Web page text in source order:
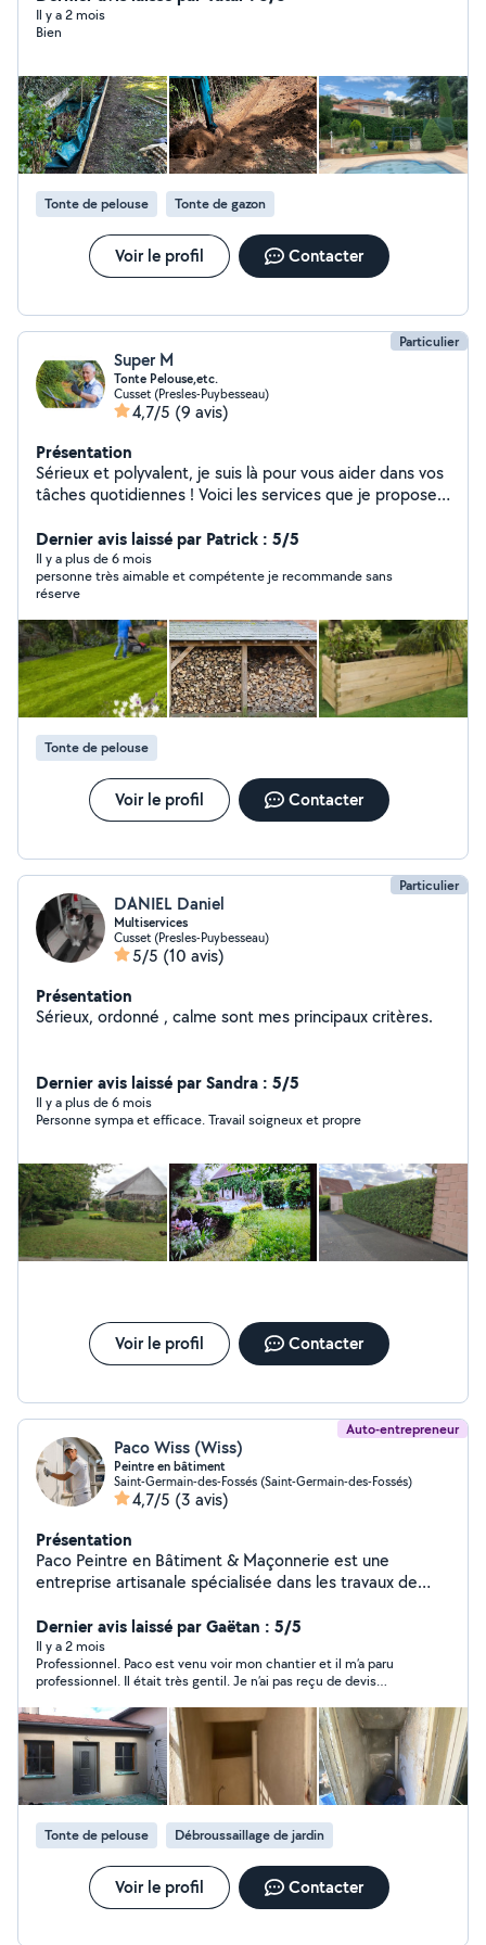
toiture, des moussage, traitement par pulvérisation
Il y a 2 mois
Bien
Tonte de pelouse Tonte de gazon
Voir le profil Contacter
Particulier
Super M
Tonte Pelouse,etc.
Cusset (Presles-Puybesseau)
4,7/5 (9 avis)
Présentation
Sérieux et polyvalent, je suis là pour vous aider dans vos
tâches quotidiennes ! Voici les services que je propose :
déchets, fabrication de bacs, rangement de bois Petit
bricolage : Réparations, montage de meubles, divers
travaux Déménagement : Aide pour emballer,
transporter Gardiennage d'animaux : Soins pour chats,
poules, lapins, petits chiens. Garde maison : Surveillance
pendant vos absences Contactez-moi pour toute
question ou devis personnalisé.
Dernier avis laissé par Patrick : 5/5
Il y a plus de 6 mois
personne très aimable et compétente je recommande sans
réserve
Tonte de pelouse
Voir le profil Contacter
Particulier
DANIEL Daniel
Multiservices
Cusset (Presles-Puybesseau)
5/5 (10 avis)
Présentation
Sérieux, ordonné , calme sont mes principaux critères.
Dernier avis laissé par Sandra : 5/5
Il y a plus de 6 mois
Personne sympa et efficace. Travail soigneux et propre
Voir le profil Contacter
Auto-entrepreneur
Paco Wiss (Wiss)
Peintre en bâtiment
Saint-Germain-des-Fossés (Saint-Germain-des-Fossés)
4,7/5 (3 avis)
Présentation
Paco Peintre en Bâtiment & Maçonnerie est une
entreprise artisanale spécialisée dans les travaux de
rénovation. Nous intervenons avec rigueur et savoir-faire
pour garantir des réalisations durables, soignées et
conformes aux attentes de nos clients.
Professionnalisme, respect des délais et qualité
d'exécution sont au cœur de nos engagements.
Dernier avis laissé par Gaëtan : 5/5
Il y a 2 mois
Professionnel. Paco est venu voir mon chantier et il m’a paru
professionnel. Il était très gentil. Je n’ai pas reçu de devis
Tonte de pelouse Débroussaillage de jardin
Voir le profil Contacter